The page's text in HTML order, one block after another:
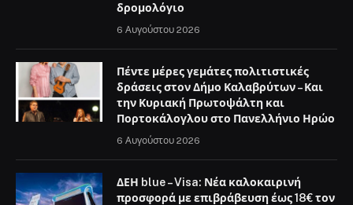
δρομολόγιο
6 Αυγούστου 2026
Πέντε μέρες γεμάτες πολιτιστικές
δράσεις στον Δήμο Καλαβρύτων – Και
την Κυριακή Πρωτοψάλτη και
Πορτοκάλογλου στο Πανελλήνιο Ηρώο
6 Αυγούστου 2026
ΔΕΗ blue – Visa: Νέα καλοκαιρινή
προσφορά με επιβράβευση έως 18€ τον